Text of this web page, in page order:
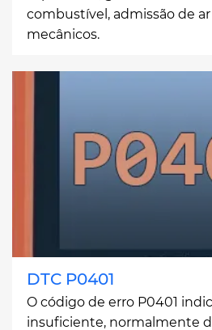
combustível, admissão de
mecânicos.
DTC P0401
O código de erro P0401
insuficiente, normalmente